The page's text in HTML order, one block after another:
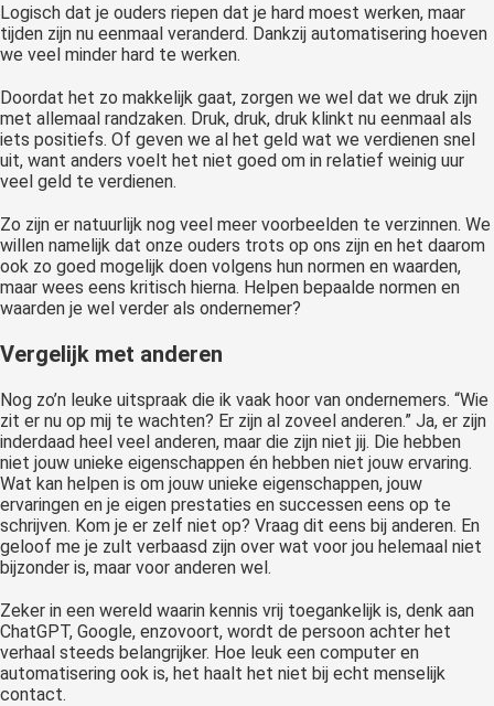
Logisch dat je ouders riepen dat je hard moest werken, maar
tijden zijn nu eenmaal veranderd. Dankzij automatisering hoeven
we veel minder hard te werken.
Doordat het zo makkelijk gaat, zorgen we wel dat we druk zijn
met allemaal randzaken. Druk, druk, druk klinkt nu eenmaal als
iets positiefs. Of geven we al het geld wat we verdienen snel
uit, want anders voelt het niet goed om in relatief weinig uur
veel geld te verdienen.
Zo zijn er natuurlijk nog veel meer voorbeelden te verzinnen. We
willen namelijk dat onze ouders trots op ons zijn en het daarom
ook zo goed mogelijk doen volgens hun normen en waarden,
maar wees eens kritisch hierna. Helpen bepaalde normen en
waarden je wel verder als ondernemer?
Vergelijk met anderen
Nog zo’n leuke uitspraak die ik vaak hoor van ondernemers. “Wie
zit er nu op mij te wachten? Er zijn al zoveel anderen.” Ja, er zijn
inderdaad heel veel anderen, maar die zijn niet jij. Die hebben
niet jouw unieke eigenschappen én hebben niet jouw ervaring.
Wat kan helpen is om jouw unieke eigenschappen, jouw
ervaringen en je eigen prestaties en successen eens op te
schrijven. Kom je er zelf niet op? Vraag dit eens bij anderen. En
geloof me je zult verbaasd zijn over wat voor jou helemaal niet
bijzonder is, maar voor anderen wel.
Zeker in een wereld waarin kennis vrij toegankelijk is, denk aan
ChatGPT, Google, enzovoort, wordt de persoon achter het
verhaal steeds belangrijker. Hoe leuk een computer en
automatisering ook is, het haalt het niet bij echt menselijk
contact.